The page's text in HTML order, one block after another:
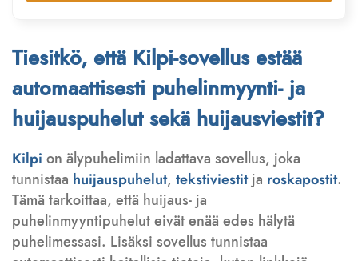
Tiesitkö, että Kilpi-sovellus estää
automaattisesti puhelinmyynti- ja
huijauspuhelut sekä huijausviestit?
Kilpi on älypuhelimiin ladattava sovellus, joka
tunnistaa huijauspuhelut, tekstiviestitja roskapostit.
Tämä tarkoittaa, että huijaus- ja
puhelinmyyntipuhelut eivät enää edes hälytä
puhelimessasi. Lisäksi sovellus tunnistaa